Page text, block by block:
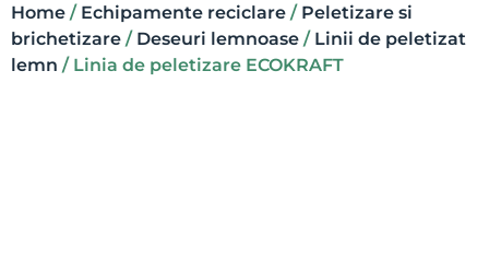
Home / Echipamente reciclare / Peletizare si
brichetizare / Deseuri lemnoase / Linii de peletizat
lemn / Linia de peletizare ECOKRAFT